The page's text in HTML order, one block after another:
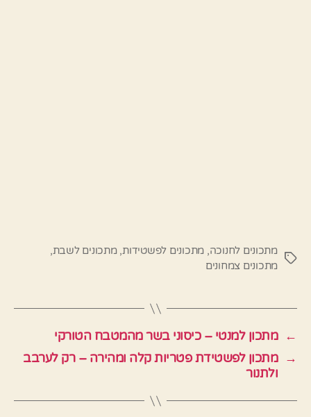
תגיות
מתכונים לחנוכה, מתכונים לפשטידות,מתכונים לשבת,
מתכונים צמחונים
← מתכון למנטי – כיסוני בשר מהמטבח הטורקי
→ מתכון לפשטידת פטריות קלה ומהירה – רק לערבב
ולתנור